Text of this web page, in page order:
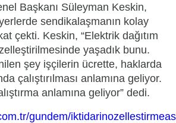
Başkanı Süleyman Keskin,
sendikalaşmanın kolay
çekti. Keskin, “Elektrik dağıtım
yaşadık bunu.
şey işçilerin ücrette, haklarda
çalıştırılması anlamına geliyor.
anlamına geliyor” dedi.
gundem/